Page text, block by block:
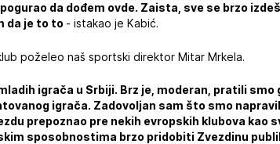
da dođem ovde. Zaista, sve se brzo
da je to to - istakao je Kabić.
poželeo naš sportski direktor Mitar Mrkela.
igrača u Srbiji. Brz je, moderan, pratili smo
igrača. Zadovoljan sam što smo
prepoznao pre nekih evropskih klubova kao
sposobnostima brzo pridobiti Zvezdinu